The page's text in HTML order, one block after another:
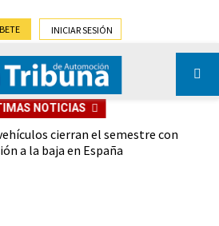
INICIAR SESIÓN
NOTICIAS
cierran el semestre con
a la baja en España